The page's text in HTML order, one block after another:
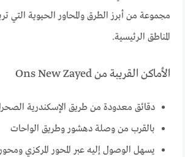
مجموعة من أبرز الطرق والمحاور الحيوية التي
المناطق الرئيسية.
الأماكن القريبة من Ons New Zayed
دقائق معدودة من طريق الإسكندرية
بالقرب من وصلة دهشور وطريق الواحات
يسهل الوصول إليه عبر المحور المركزي ومحور 26